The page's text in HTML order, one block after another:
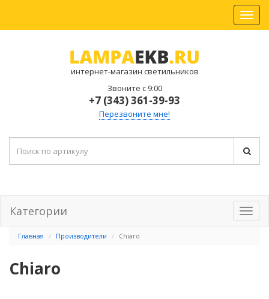
интернет-магазин светильников
Звоните с 9:00
+7 (343) 361-39-93
Перезвоните мне!
Категории
Главная Производители Chiaro
Chiaro